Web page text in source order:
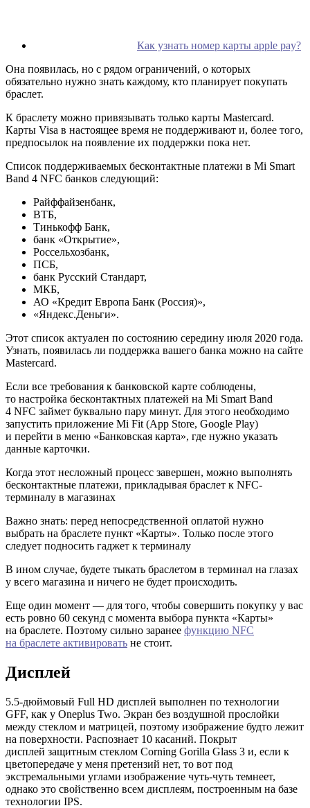
Как узнать номер карты apple pay?
Она появилась, но с рядом ограничений, о которых
обязательно нужно знать каждому, кто планирует покупать
браслет.
К браслету можно привязывать только карты Mastercard.
Карты Visa в настоящее время не поддерживают и, более того,
предпосылок на появление их поддержки пока нет.
Список поддерживаемых бесконтактные платежи в Mi Smart
Band 4 NFC банков следующий:
Райффайзенбанк,
ВТБ,
Тинькофф Банк,
банк «Открытие»,
Россельхозбанк,
ПСБ,
банк Русский Стандарт,
МКБ,
АО «Кредит Европа Банк (Россия)»,
«Яндекс.Деньги».
Этот список актуален по состоянию середину июля 2020 года.
Узнать, появилась ли поддержка вашего банка можно на сайте
Mastercard.
Если все требования к банковской карте соблюдены,
то настройка бесконтактных платежей на Mi Smart Band
4 NFC займет буквально пару минут. Для этого необходимо
запустить приложение Mi Fit (App Store, Google Play)
и перейти в меню «Банковская карта», где нужно указать
данные карточки.
Когда этот несложный процесс завершен, можно выполнять
бесконтактные платежи, прикладывая браслет к NFC-
терминалу в магазинах
Важно знать: перед непосредственной оплатой нужно
выбрать на браслете пункт «Карты». Только после этого
следует подносить гаджет к терминалу
В ином случае, будете тыкать браслетом в терминал на глазах
у всего магазина и ничего не будет происходить.
Еще один момент — для того, чтобы совершить покупку у вас
есть ровно 60 секунд с момента выбора пункта «Карты»
на браслете. Поэтому сильно заранее функцию NFC
на браслете активировать не стоит.
Дисплей
5.5-дюймовый Full HD дисплей выполнен по технологии
GFF, как у Oneplus Two. Экран без воздушной прослойки
между стеклом и матрицей, поэтому изображение будто лежит
на поверхности. Распознает 10 касаний. Покрыт
дисплей защитным стеклом Corning Gorilla Glass 3 и, если к
цветопередаче у меня претензий нет, то вот под
экстремальными углами изображение чуть-чуть темнеет,
однако это свойственно всем дисплеям, построенным на базе
технологии IPS.